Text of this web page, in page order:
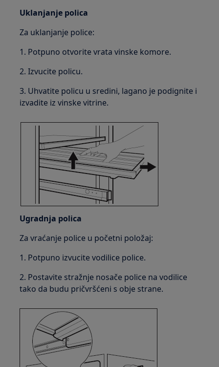
Uklanjanje polica
Za uklanjanje police:
1. Potpuno otvorite vrata vinske komore.
2. Izvucite policu.
3. Uhvatite policu u sredini, lagano je podignite i
izvadite iz vinske vitrine.
Ugradnja polica
Za vraćanje police u početni položaj:
1. Potpuno izvucite vodilice police.
2. Postavite stražnje nosače police na vodilice
tako da budu pričvršćeni s obje strane.